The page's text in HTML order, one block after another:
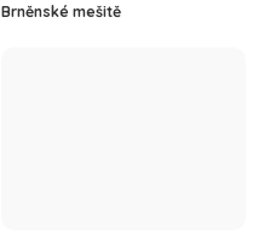
Brněnské mešitě